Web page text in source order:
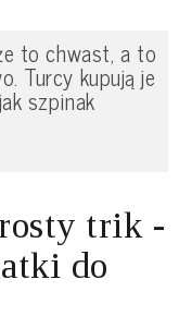
to chwast, a to
Turcy kupują je
szpinak
trik -
do